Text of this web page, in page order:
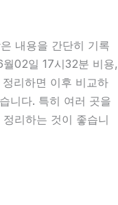
내용을 간단히 기록
02일 17시32분 비용,
리하면 이후 비교하
니다. 특히 여러 곳을
리하는 것이 좋습니